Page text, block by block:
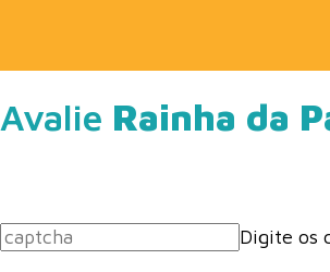
Avalie Rainha da
Digite os